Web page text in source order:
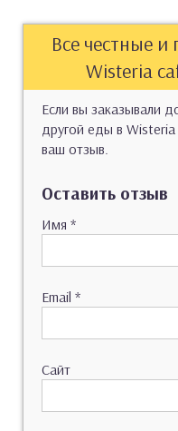
Все честные
Wisteria
Если вы заказывали
другой еды в Wisteria
ваш отзыв.
Оставить отзыв
Имя *
Email *
Сайт